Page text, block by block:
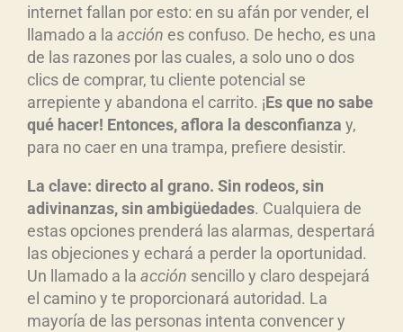
internet fallan por esto: en su afán por vender, el
llamado a la acción es confuso. De hecho, es una
de las razones por las cuales, a solo uno o dos
clics de comprar, tu cliente potencial se
arrepiente y abandona el carrito. ¡Es que no sabe
qué hacer! Entonces, aflora la desconfianza y,
para no caer en una trampa, prefiere desistir.
La clave: directo al grano. Sin rodeos, sin
adivinanzas, sin ambigüedades. Cualquiera de
estas opciones prenderá las alarmas, despertará
las objeciones y echará a perder la oportunidad.
Un llamado a la acción sencillo y claro despejará
el camino y te proporcionará autoridad. La
mayoría de las personas intenta convencer y